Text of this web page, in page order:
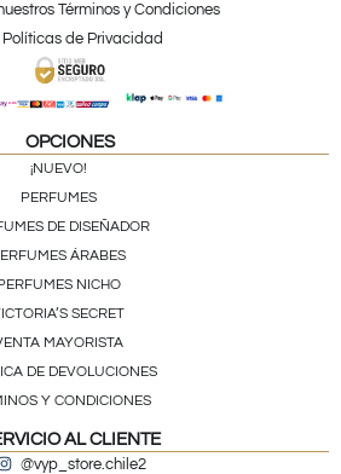
Términos y Condiciones
Políticas de Privacidad
OPCIONES
¡NUEVO!
PERFUMES
DE DISEÑADOR
ÁRABES
NICHO
SECRET
MAYORISTA
DE DEVOLUCIONES
Y CONDICIONES
AL CLIENTE
@vyp_store.chile2